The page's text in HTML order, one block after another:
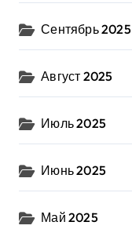
Сентябрь 2025
Август 2025
Июль 2025
Июнь 2025
Май 2025